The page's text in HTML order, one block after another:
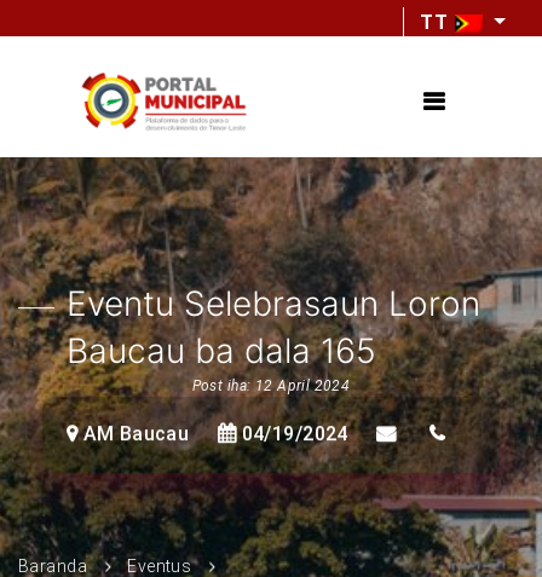
TT
Eventu Selebrasaun Loron
Baucau ba dala 165
Post iha: 12 April 2024
AM Baucau 04/19/2024
Baranda
Eventus